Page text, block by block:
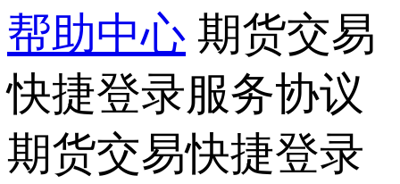
帮助中心 期货交易
快捷登录服务协议
期货交易快捷登录